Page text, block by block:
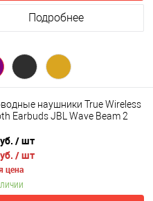
Подробнее
наушники True Wireless
Earbuds JBL Wave Beam 2
/ шт
/ шт
цена